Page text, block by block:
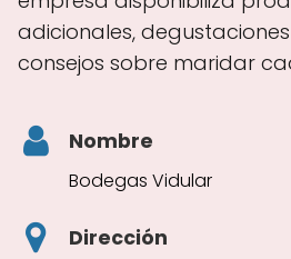
adicionales,
consejos sobre maridar
Nombre
Bodegas Vidular
Dirección